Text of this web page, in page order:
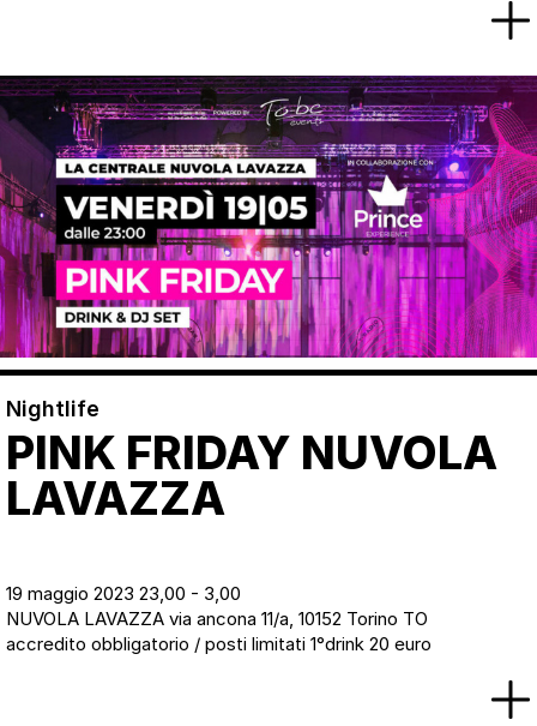
Nightlife
PINK FRIDAY NUVOLA
LAVAZZA
19 maggio 2023 23,00 - 3,00
NUVOLA LAVAZZA via ancona 11/a, 10152 Torino TO
accredito obbligatorio / posti limitati 1°drink 20 euro